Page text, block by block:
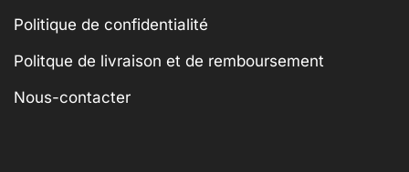
Politique de confidentialité
Politque de livraison et de remboursement
Nous-contacter